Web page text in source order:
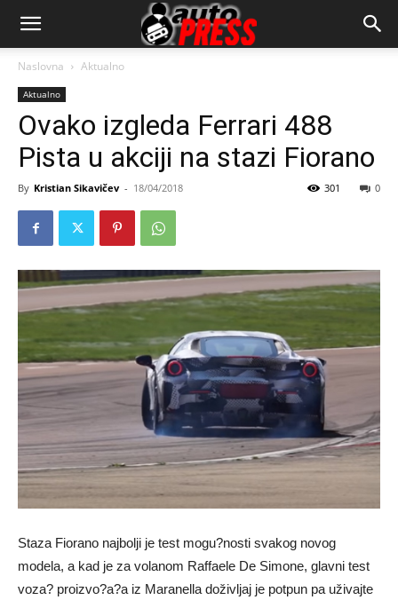
AutopressHR
Naslovna Aktualno
Aktualno
Ovako izgleda Ferrari 488
Pista u akciji na stazi Fiorano
By Kristian Sikavičev - 18/04/2018 0
301
Staza Fiorano najbolji je test mogu?nosti svakog novog
modela, a kad je za volanom Raffaele De Simone, glavni test
voza? proizvo?a?a iz Maranella doživljaj je potpun pa uživajte